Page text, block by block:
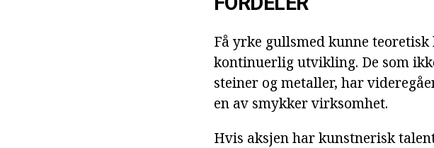
Få yrke gullsmed kunne
kontinuerlig utvikling. De som
steiner og metaller, har
en av smykker virksomhet.
Hvis aksjen har kunstnerisk